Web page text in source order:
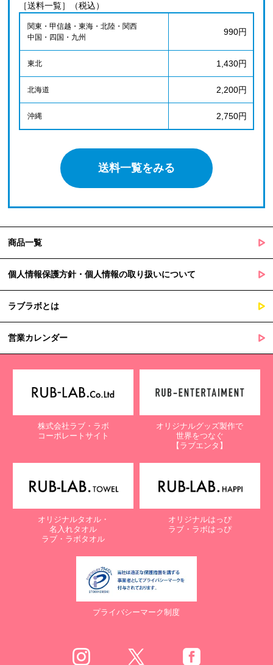
［送料一覧］（税込）
関東・甲信越・東海・北陸・関西
中国・四国・九州
990円
東北 1,430円
北海道 2,200円
沖縄 2,750円
送料一覧をみる
商品一覧
個人情報保護方針・個人情報の取り扱いについて
ラブラボとは
営業カレンダー
株式会社ラブ・ラボ
コーポレートサイト
オリジナルグッズ製作で
世界をつなぐ
【ラブエンタ】
オリジナルタオル・
名入れタオル
ラブ・ラボタオル
オリジナルはっぴ
ラブ・ラボはっぴ
プライバシーマーク制度